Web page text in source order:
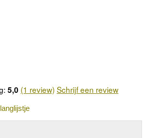
5,0 (1 review) Schrijf een review